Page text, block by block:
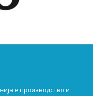
е производство и